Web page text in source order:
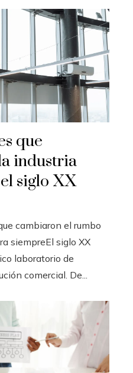
que
industria
siglo XX
cambiaron el rumbo
siempreEl siglo XX
laboratorio de
comercial. De...